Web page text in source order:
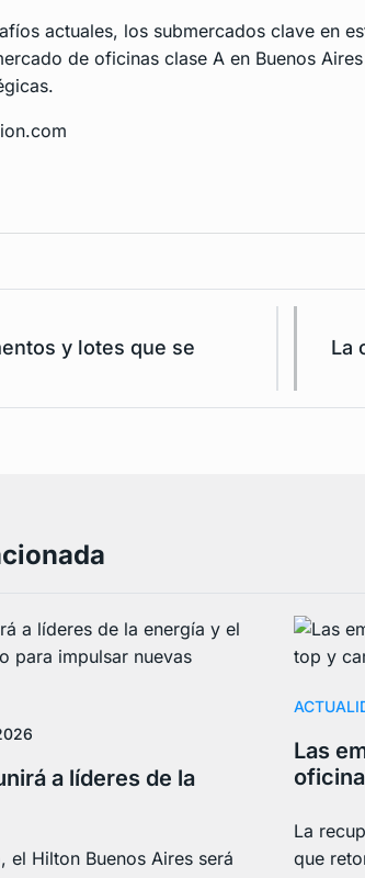
actuales, los submercados clave en
de oficinas clase A en Buenos
y lotes que se
La
a líderes de la
el Hilton Buenos Aires será
Las
La
que